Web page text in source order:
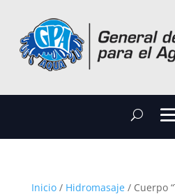
Inicio/ Hidromasaje/ Cuerpo